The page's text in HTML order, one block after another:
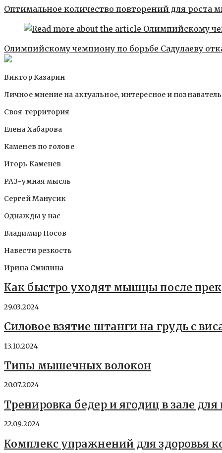
Оптимальное количество повторений для роста
Олимпийскому чемпиону по борьбе Садулаеву
Виктор Казарин
Личное мнение на актуальное, интересное и
Своя территория
Елена Хабарова
Каменев по голове
Игорь Каменев
РАЗ-умная мысль
Сергей Манусик
Однажды у нас
Владимир Носов
Навести резкость
Ирина Смилина
Как быстро уходят мышцы после
29.03.2024
Силовое взятие штанги на грудь с
13.10.2024
Типы мышечных волокон
20.07.2024
Тренировка бедер и ягодиц в зале
22.09.2024
Комплекс упражнений для здоровья